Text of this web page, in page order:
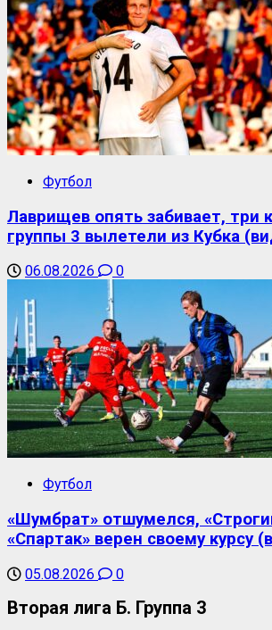
Футбол
Лаврищев опять забивает, три
группы 3 вылетели из Кубка
06.08.2026 0
Футбол
«Шумбрат» отшумелся,
«Спартак» верен своему курсу
05.08.2026 0
Вторая лига Б. Группа 3